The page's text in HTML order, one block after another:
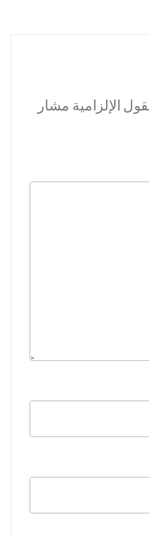
الإلزامية مشار